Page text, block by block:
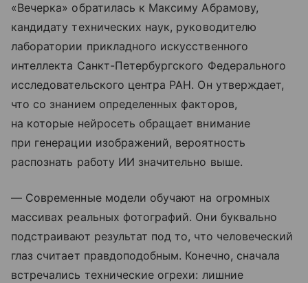
«Вечерка» обратилась к Максиму Абрамову,
кандидату технических наук, руководителю
лаборатории прикладного искусственного
интеллекта Санкт-Петербургского Федерального
исследовательского центра РАН. Он утверждает,
что со знанием определенных факторов,
на которые нейросеть обращает внимание
при генерации изображений, вероятность
распознать работу ИИ значительно выше.
— Современные модели обучают на огромных
массивах реальных фотографий. Они буквально
подстраивают результат под то, что человеческий
глаз считает правдоподобным. Конечно, сначала
встречались технические огрехи: лишние